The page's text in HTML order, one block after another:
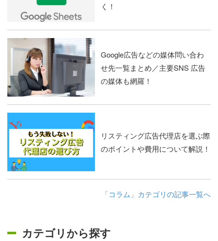
く！
Google広告などの媒体問い合わ
せ先一覧まとめ／主要SNS 広告
の媒体も網羅！
リスティング広告代理店を選ぶ際
のポイントや費用について解説！
「コラム」カテゴリの記事一覧へ
カテゴリから探す